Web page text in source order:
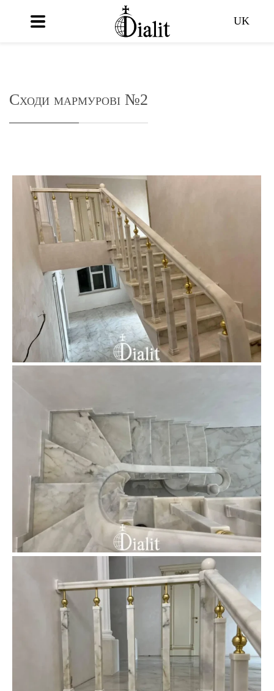
UK
Сходи мармурові №2